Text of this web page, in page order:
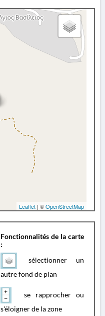
Leaflet | ©OpenStreetMap
Fonctionnalités de la carte
:
sélectionner un
autre fond de plan
se rapprocher ou
s'éloigner de la zone